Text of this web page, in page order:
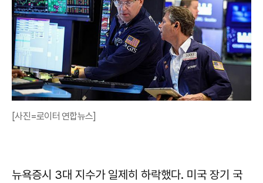
[사진=로이터 연합뉴스]
뉴욕증시 3대 지수가 일제히 하락했다. 미국 장기 국